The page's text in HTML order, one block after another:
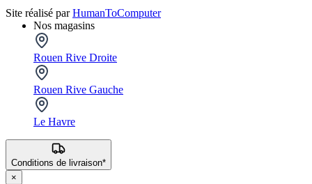
Site réalisé parHumanToComputer
Nos magasins
Rouen Rive Droite
Rouen Rive Gauche
Le Havre
Conditions de livraison*
×